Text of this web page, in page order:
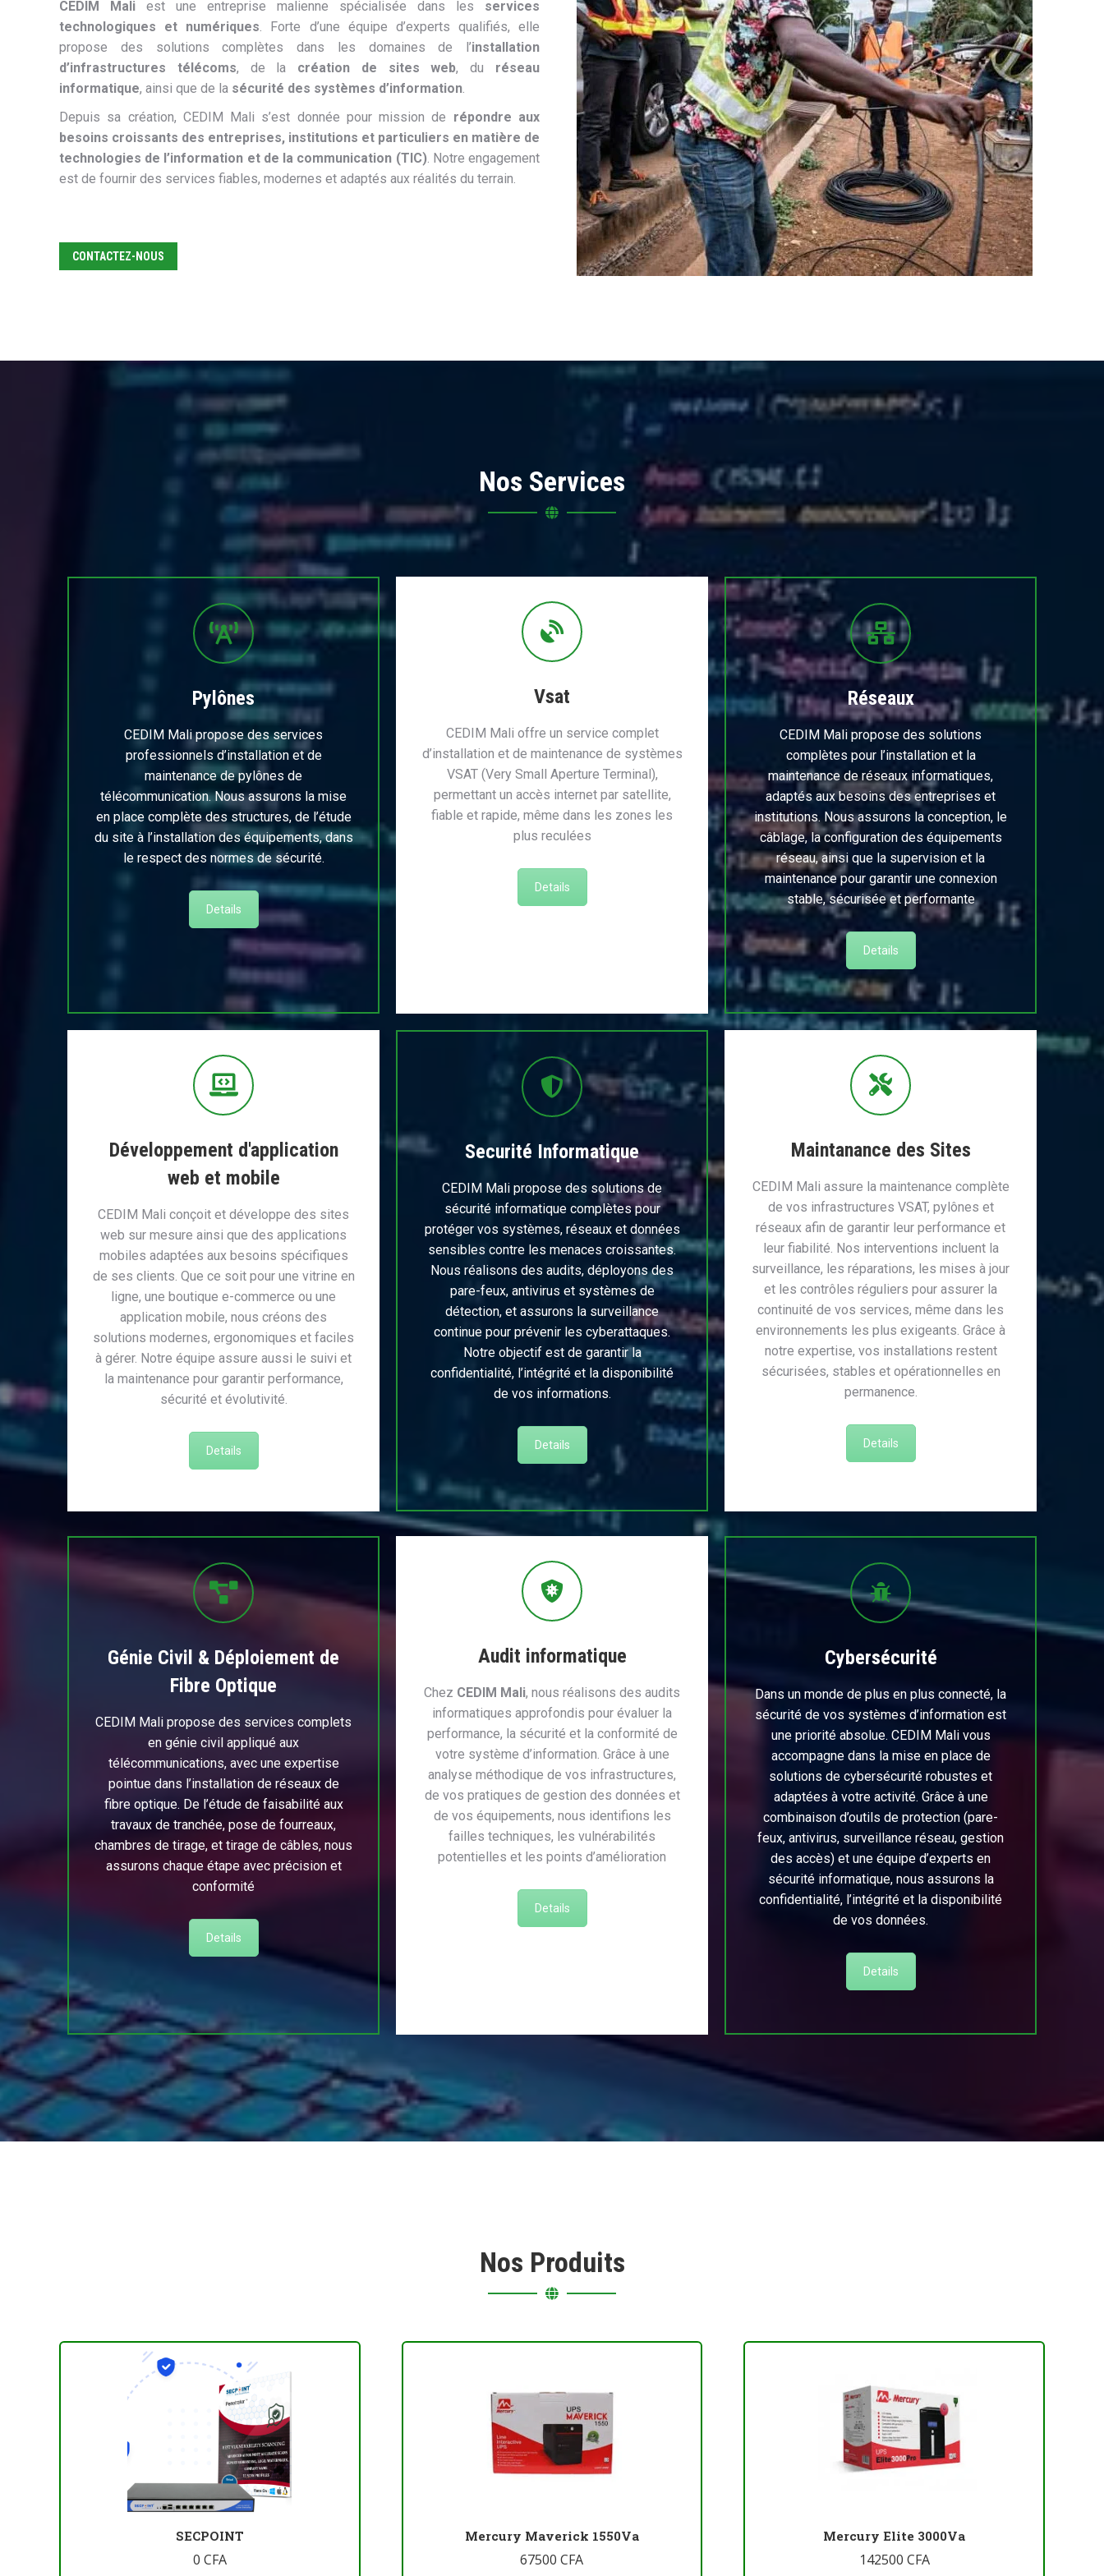
CEDIM Mali est une entreprise malienne spécialisée dans les services
technologiques et numériques. Forte d’une équipe d’experts qualifiés, elle
propose des solutions complètes dans les domaines de l’installation
d’infrastructures télécoms, de la création de sites web, du réseau
informatique, ainsi que de la sécurité des systèmes d’information.
Depuis sa création, CEDIM Mali s’est donnée pour mission de répondre aux
besoins croissants des entreprises, institutions et particuliers en matière de
technologies de l’information et de la communication (TIC). Notre engagement
est de fournir des services fiables, modernes et adaptés aux réalités du terrain.
CONTACTEZ-NOUS
Nos Services
Pylônes
CEDIM Mali propose des services
professionnels d’installation et de
maintenance de pylônes de
télécommunication. Nous assurons la mise
en place complète des structures, de l’étude
du site à l’installation des équipements, dans
le respect des normes de sécurité.
Details
Vsat
CEDIM Mali offre un service complet
d’installation et de maintenance de systèmes
VSAT (Very Small Aperture Terminal),
permettant un accès internet par satellite,
fiable et rapide, même dans les zones les
plus reculées
Details
Réseaux
CEDIM Mali propose des solutions
complètes pour l’installation et la
maintenance de réseaux informatiques,
adaptés aux besoins des entreprises et
institutions. Nous assurons la conception, le
câblage, la configuration des équipements
réseau, ainsi que la supervision et la
maintenance pour garantir une connexion
stable, sécurisée et performante
Details
Développement d'application
web et mobile
CEDIM Mali conçoit et développe des sites
web sur mesure ainsi que des applications
mobiles adaptées aux besoins spécifiques
de ses clients. Que ce soit pour une vitrine en
ligne, une boutique e-commerce ou une
application mobile, nous créons des
solutions modernes, ergonomiques et faciles
à gérer. Notre équipe assure aussi le suivi et
la maintenance pour garantir performance,
sécurité et évolutivité.
Details
Securité Informatique
CEDIM Mali propose des solutions de
sécurité informatique complètes pour
protéger vos systèmes, réseaux et données
sensibles contre les menaces croissantes.
Nous réalisons des audits, déployons des
pare-feux, antivirus et systèmes de
détection, et assurons la surveillance
continue pour prévenir les cyberattaques.
Notre objectif est de garantir la
confidentialité, l’intégrité et la disponibilité
de vos informations.
Details
Maintanance des Sites
CEDIM Mali assure la maintenance complète
de vos infrastructures VSAT, pylônes et
réseaux afin de garantir leur performance et
leur fiabilité. Nos interventions incluent la
surveillance, les réparations, les mises à jour
et les contrôles réguliers pour assurer la
continuité de vos services, même dans les
environnements les plus exigeants. Grâce à
notre expertise, vos installations restent
sécurisées, stables et opérationnelles en
permanence.
Details
Génie Civil & Déploiement de
Fibre Optique
CEDIM Mali propose des services complets
en génie civil appliqué aux
télécommunications, avec une expertise
pointue dans l’installation de réseaux de
fibre optique. De l’étude de faisabilité aux
travaux de tranchée, pose de fourreaux,
chambres de tirage, et tirage de câbles, nous
assurons chaque étape avec précision et
conformité
Details
Audit informatique
Chez CEDIM Mali, nous réalisons des audits
informatiques approfondis pour évaluer la
performance, la sécurité et la conformité de
votre système d’information. Grâce à une
analyse méthodique de vos infrastructures,
de vos pratiques de gestion des données et
de vos équipements, nous identifions les
failles techniques, les vulnérabilités
potentielles et les points d’amélioration
Details
Cybersécurité
Dans un monde de plus en plus connecté, la
sécurité de vos systèmes d’information est
une priorité absolue. CEDIM Mali vous
accompagne dans la mise en place de
solutions de cybersécurité robustes et
adaptées à votre activité. Grâce à une
combinaison d’outils de protection (pare-
feux, antivirus, surveillance réseau, gestion
des accès) et une équipe d’experts en
sécurité informatique, nous assurons la
confidentialité, l’intégrité et la disponibilité
de vos données.
Details
Nos Produits
SECPOINT
0 CFA
Mercury Maverick 1550Va
67500CFA
Mercury Elite 3000Va
142500 CFA